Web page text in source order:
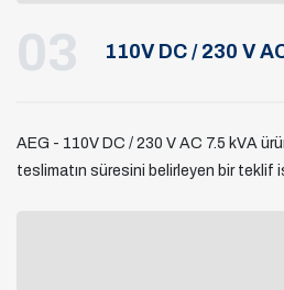
03 110V DC / 230 V
AEG - 110V DC / 230 V AC 7.5 kVA
teslimatın süresini belirleyen bir teklif